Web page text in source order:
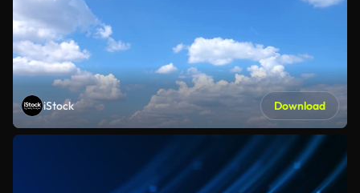
iStock Download